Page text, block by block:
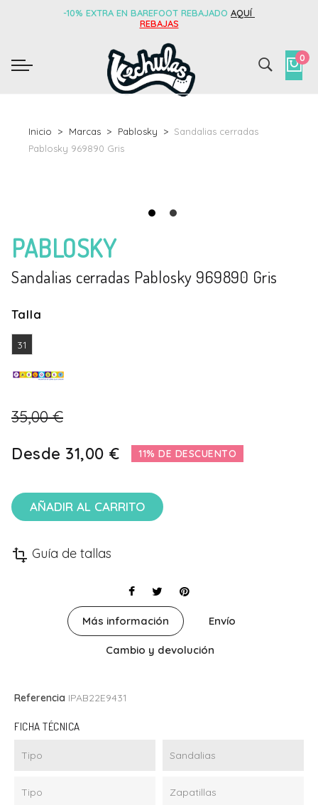
-10% EXTRA EN BAREFOOT REBAJADO AQUÍ
REBAJAS
0
Inicio Marcas Pablosky
Sandalias cerradas
Pablosky 969890 Gris
PABLOSKY
Sandalias cerradas Pablosky 969890 Gris
Talla
31
35,00 €
Desde 31,00 € 11% DE DESCUENTO
AÑADIR AL CARRITO
transform Guía de tallas
Más información Envío
Cambio y devolución
Referencia IPAB22E9431
FICHA TÉCNICA
Tipo Sandalias
Tipo Zapatillas